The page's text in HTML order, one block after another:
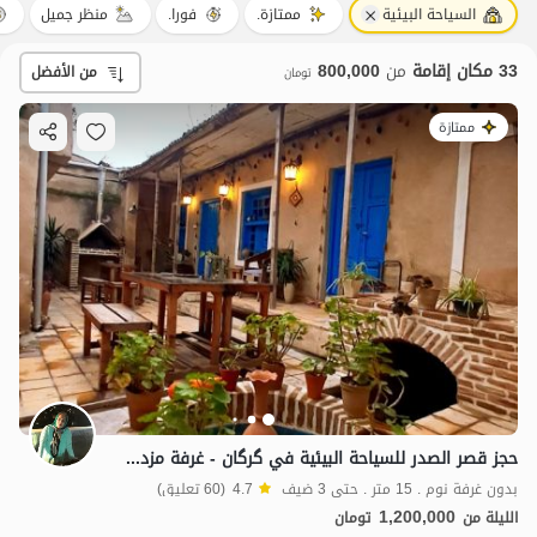
السياحة البيئية ممتازة. فورا. منظر جميل
33 مكان إقامة من 800,000 تومان من الأفضل
ممتازة
حجز قصر الصدر للسياحة البيئية في گرگان - غرفة مزدوجة
بدون غرفة نوم . 15 متر . حتى 3 ضيف 4.7 (60 تعليق)
الليلة من 1,200,000 تومان